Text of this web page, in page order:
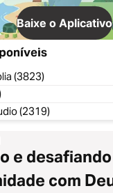
Baixe o Aplicativo
(3823)
(2319)
e
com